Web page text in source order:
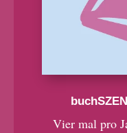
Vier mal pro